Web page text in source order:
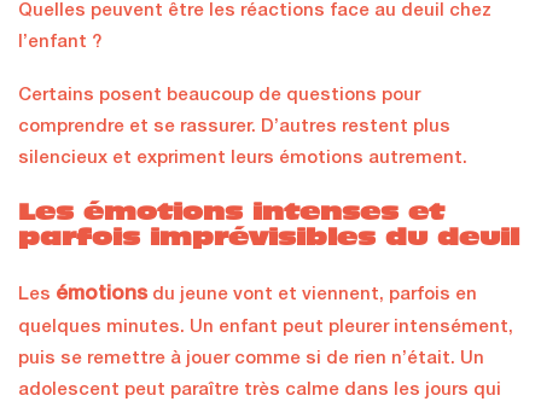
Quelles peuvent être les réactions face au deuil chez
l’enfant ?
Certains posent beaucoup de questions pour
comprendre et se rassurer. D’autres restent plus
silencieux et expriment leurs émotions autrement.
Les émotions intenses et
parfois imprévisibles du deuil
Les émotions du jeune vont et viennent, parfois en
quelques minutes. Un enfant peut pleurer intensément,
puis se remettre à jouer comme si de rien n’était. Un
adolescent peut paraître très calme dans les jours qui